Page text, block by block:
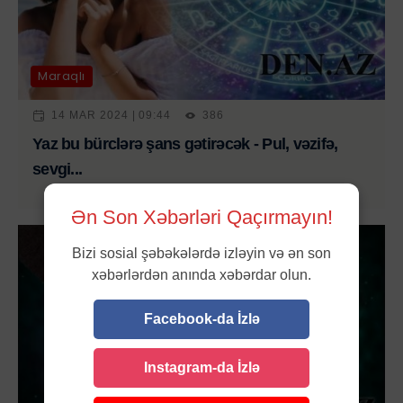
Maraqlı
14 MAR 2024 | 09:44 386
Yaz bu bürclərə şans gətirəcək - Pul, vəzifə,
sevgi...
Ən Son Xəbərləri Qaçırmayın!
Bizi sosial şəbəkələrdə izləyin və ən son
xəbərlərdən anında xəbərdar olun.
Facebook-da İzlə
Instagram-da İzlə